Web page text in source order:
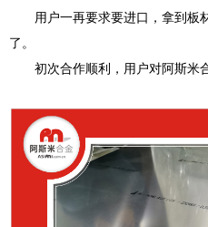
用户一再要求要进口，拿到板
了。
初次合作顺利，用户对阿斯米